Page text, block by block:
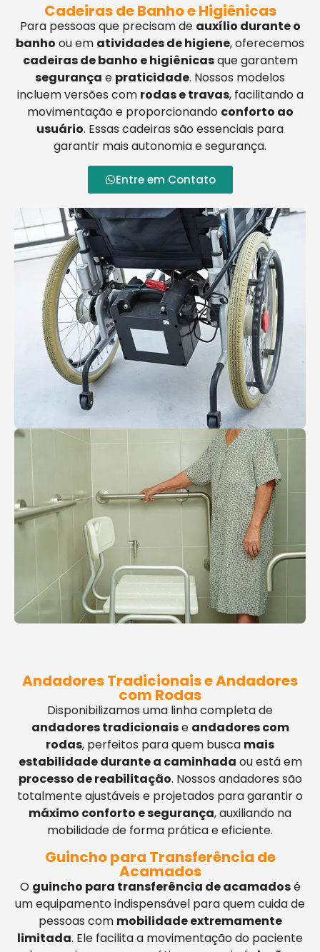
Cadeiras de Banho e Higiênicas
Para pessoas que precisam de auxílio durante o
banho ou em atividades de higiene, oferecemos
cadeiras de banho e higiênicasque garantem
segurança e praticidade. Nossos modelos
incluem versões com rodas e travas, facilitando a
movimentação e proporcionando conforto ao
usuário. Essas cadeiras são essenciais para
garantir mais autonomia e segurança.
Entre em Contato
Andadores Tradicionais e Andadores
com Rodas
Disponibilizamos uma linha completa de
andadores tradicionaise andadores com
rodas, perfeitos para quem busca mais
estabilidade durante a caminhada ou está em
processo de reabilitação. Nossos andadores são
totalmente ajustáveis e projetados para garantir o
máximo conforto e segurança, auxiliando na
mobilidade de forma prática e eficiente.
Guincho para Transferência de
Acamados
O guincho para transferência de acamadosé
um equipamento indispensável para quem cuida de
pessoas com mobilidade extremamente
limitada. Ele facilita a movimentação do paciente